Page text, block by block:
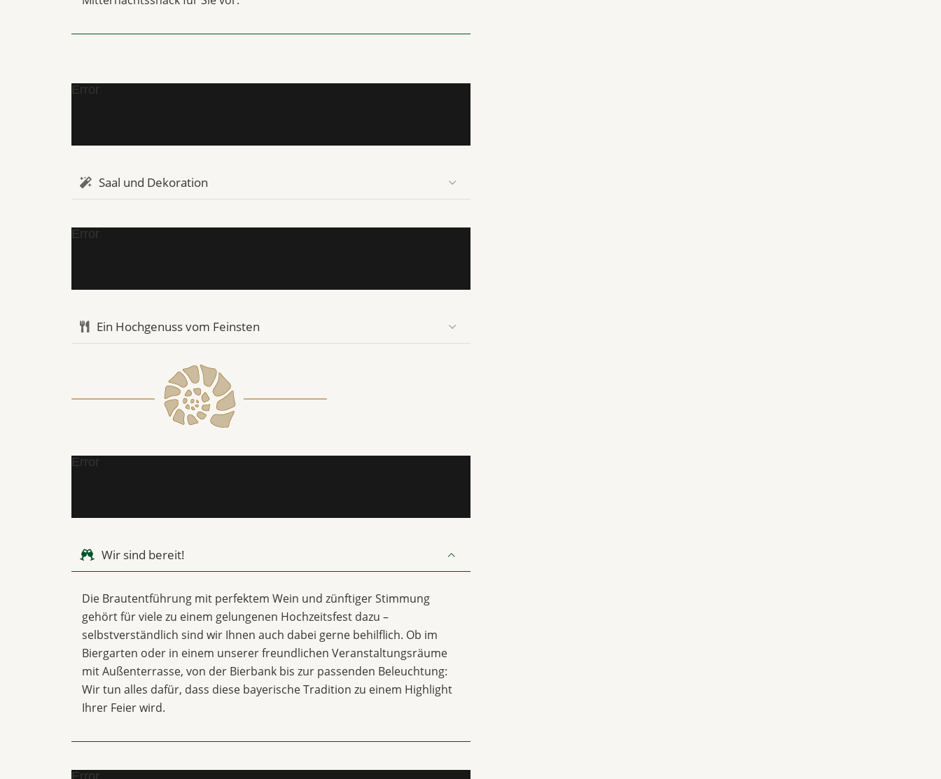
Error
Saal und Dekoration
Error
Ein Hochgenuss vom Feinsten
Error
Wir sind bereit!
Die Brautentführung mit perfektem Wein und zünftiger Stimmung
gehört für viele zu einem gelungenen Hochzeitsfest dazu –
selbstverständlich sind wir Ihnen auch dabei gerne behilflich. Ob im
Biergarten oder in einem unserer freundlichen Veranstaltungsräume
mit Außenterrasse, von der Bierbank bis zur passenden Beleuchtung:
Wir tun alles dafür, dass diese bayerische Tradition zu einem Highlight
Ihrer Feier wird.
Error